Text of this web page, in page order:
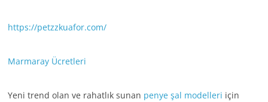
https://petzzkuafor.com/
Marmaray Ücretleri
Yeni trend olan ve rahatlık sunan penye şal modelleri için